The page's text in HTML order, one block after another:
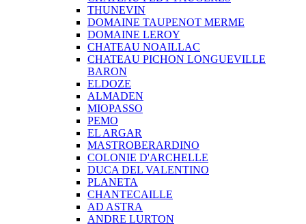
THUNEVIN
DOMAINE TAUPENOT MERME
DOMAINE LEROY
CHATEAU NOAILLAC
CHATEAU PICHON LONGUEVILLE
BARON
ELDOZE
ALMADEN
MIOPASSO
PEMO
EL ARGAR
MASTROBERARDINO
COLONIE D'ARCHELLE
DUCA DEL VALENTINO
PLANETA
CHANTECAILLE
AD ASTRA
ANDRE LURTON